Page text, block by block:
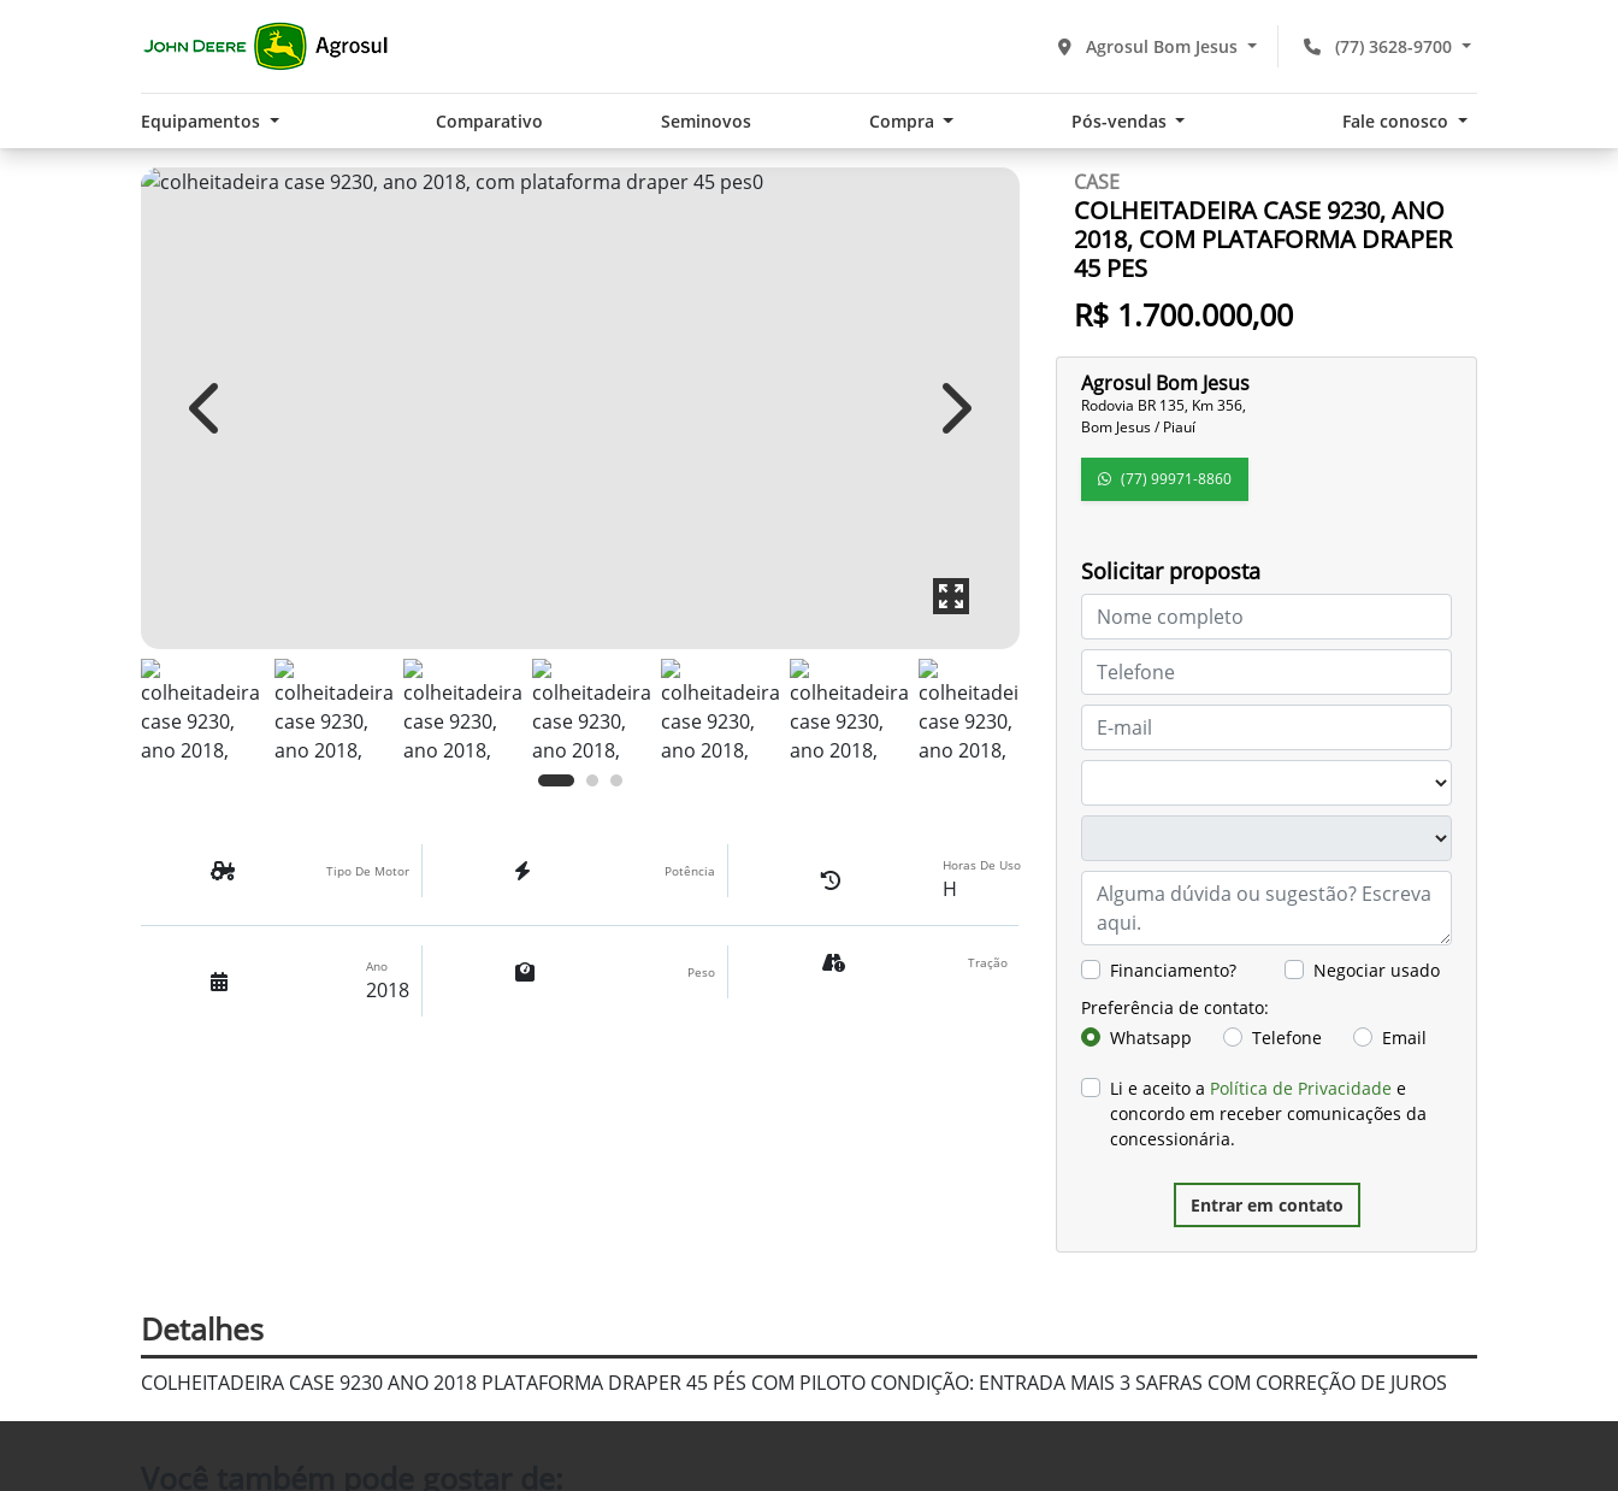
(77) 3628-9700
Agrosul Bom Jesus
Equipamentos Comparativo Seminovos Compra Pós-vendas Fale conosco
CASE
COLHEITADEIRA CASE 9230, ANO
2018, COM PLATAFORMA DRAPER
45 PES
R$ 1.700.000,00
Agrosul Bom Jesus
Rodovia BR 135, Km 356,
Bom Jesus / Piauí
(77) 99971-8860
Solicitar proposta
Financiamento?
Negociar usado
Preferência de contato:
Whatsapp
Telefone Email
Li e aceito a Política de Privacidade e
concordo em receber comunicações da
concessionária.
Entrar em contato
Previous Next
Tipo De Motor Potência Horas De Uso
H
Ano
2018
Peso
Tração
Detalhes
COLHEITADEIRA CASE 9230 ANO 2018 PLATAFORMA DRAPER 45 PÉS COM PILOTO CONDIÇÃO: ENTRADA MAIS 3 SAFRAS COM CORREÇÃO DE JUROS